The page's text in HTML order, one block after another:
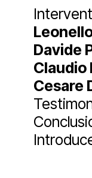
Davide
Claudio
Cesare